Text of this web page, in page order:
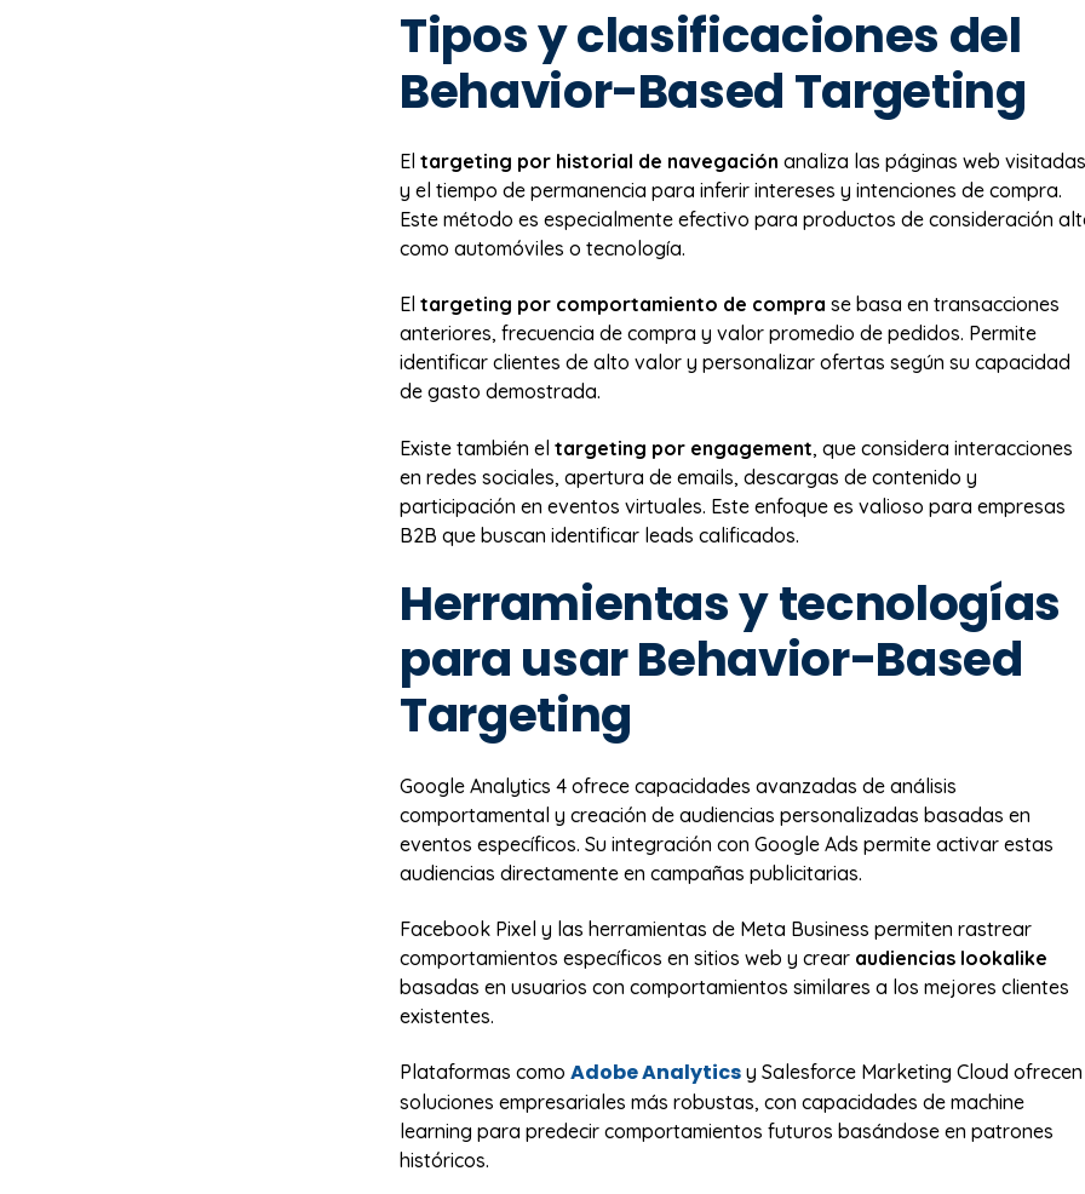
Tipos y clasificaciones del
Behavior-Based Targeting
El targeting por historial de navegación analiza las páginas web visitadas
y el tiempo de permanencia para inferir intereses y intenciones de compra.
Este método es especialmente efectivo para productos de consideración
como automóviles o tecnología.
El targeting por comportamiento de compra se basa en transacciones
anteriores, frecuencia de compra y valor promedio de pedidos. Permite
identificar clientes de alto valor y personalizar ofertas según su capacidad
de gasto demostrada.
Existe también el targeting por engagement, que considera interacciones
en redes sociales, apertura de emails, descargas de contenido y
participación en eventos virtuales. Este enfoque es valioso para empresas
B2B que buscan identificar leads calificados.
Herramientas y tecnologías
para usar Behavior-Based
Targeting
Google Analytics 4 ofrece capacidades avanzadas de análisis
comportamental y creación de audiencias personalizadas basadas en
eventos específicos. Su integración con Google Ads permite activar estas
audiencias directamente en campañas publicitarias.
Facebook Pixel y las herramientas de Meta Business permiten rastrear
comportamientos específicos en sitios web y crear audiencias lookalike
basadas en usuarios con comportamientos similares a los mejores clientes
existentes.
Plataformas como Adobe Analytics y Salesforce Marketing Cloud ofrecen
soluciones empresariales más robustas, con capacidades de machine
learning para predecir comportamientos futuros basándose en patrones
históricos.